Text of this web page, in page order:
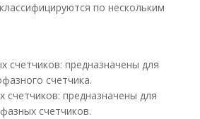
по нескольким
счетчиков: предназначены для
счетчика.
счетчиков: предназначены для
счетчиков.